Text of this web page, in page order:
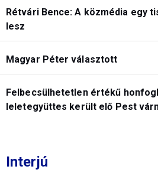
Rétvári Bence: A közmédia egy
lesz
Magyar Péter választott
Felbecsülhetetlen értékű
leletegyüttes került elő Pest
Interjú